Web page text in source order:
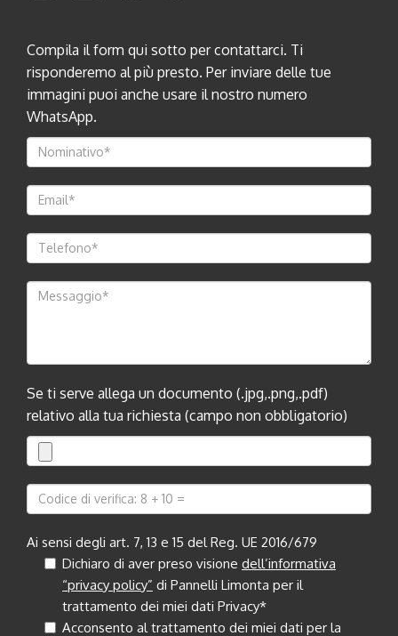
Compila il form qui sotto per contattarci. Ti
risponderemo al più presto. Per inviare delle tue
immagini puoi anche usare il nostro numero
WhatsApp.
Se ti serve allega un documento (.jpg,.png,.pdf)
relativo alla tua richiesta (campo non obbligatorio)
Ai sensi degli art. 7, 13 e 15 del Reg. UE 2016/679
Dichiaro di aver preso visione dell’informativa
“privacy policy” di Pannelli Limonta per il
trattamento dei miei dati Privacy*
Acconsento al trattamento dei miei dati per la